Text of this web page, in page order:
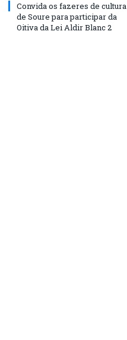
Convida os fazeres de cultura
de Soure para participar da
Oitiva da Lei Aldir Blanc 2